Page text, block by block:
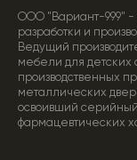
ООО "Вариант-999" -
разработки и
Ведущий
мебели для детских
производственных
металлических
освоивший
фармацевтических